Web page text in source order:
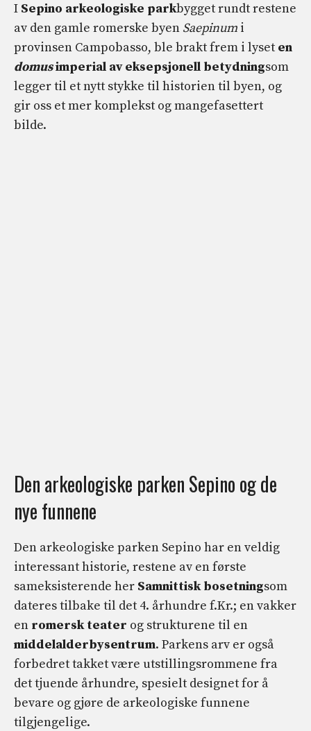
I Sepino arkeologiske parkbygget rundt restene
av den gamle romerske byen Saepinum i
provinsen Campobasso, ble brakt frem i lyset en
domusimperial av eksepsjonell betydningsom
legger til et nytt stykke til historien til byen, og
gir oss et mer komplekst og mangefasettert
bilde.
Den arkeologiske parken Sepino og de
nye funnene
Den arkeologiske parken Sepino har en veldig
interessant historie, restene av en første
sameksisterende her Samnittisk bosetningsom
dateres tilbake til det 4. århundre f.Kr.; en vakker
en romersk teater og strukturene til en
middelalderbysentrum. Parkens arv er også
forbedret takket være utstillingsrommene fra
det tjuende århundre, spesielt designet for å
bevare og gjøre de arkeologiske funnene
tilgjengelige.